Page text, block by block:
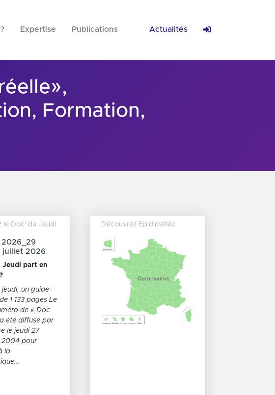
Expertise Publications Actualités
Formation,
le Doc' du Jeudi
2026_29
juillet 2026
Jeudi part en
un guide-
1 133 pages Le
de « Doc
été diffusé par
le jeudi 27
2004 pour
la
Découvrez Epid'météo